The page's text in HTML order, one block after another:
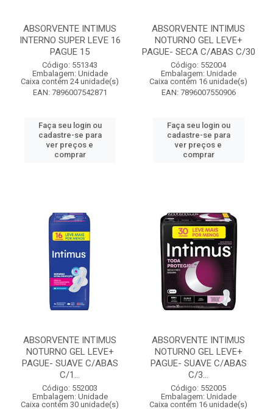
ABSORVENTE INTIMUS
INTERNO SUPER LEVE 16
PAGUE 15
Código: 551343
Embalagem: Unidade
Caixa contém 24 unidade(s)
EAN: 7896007542871
Faça seu login ou
cadastre-se para
ver preços e
comprar
ABSORVENTE INTIMUS
NOTURNO GEL LEVE+
PAGUE- SECA C/ABAS C/30
Código: 552004
Embalagem: Unidade
Caixa contém 16 unidade(s)
EAN: 7896007550906
Faça seu login ou
cadastre-se para
ver preços e
comprar
ABSORVENTE INTIMUS
NOTURNO GEL LEVE+
PAGUE- SUAVE C/ABAS
C/1...
Código: 552003
Embalagem: Unidade
Caixa contém 30 unidade(s)
ABSORVENTE INTIMUS
NOTURNO GEL LEVE+
PAGUE- SUAVE C/ABAS
C/3...
Código: 552005
Embalagem: Unidade
Caixa contém 16 unidade(s)